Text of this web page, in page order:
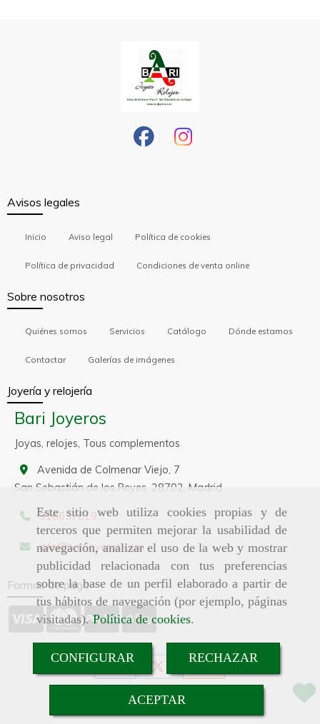
Este sitio web utiliza cookies propias y de
terceros que permiten mejorar la usabilidad de
navegación, analizar el uso de la web y mostrar
publicidad relacionada con tus preferencias
sobre la base de un perfil elaborado a partir de
tus hábitos de navegación (por ejemplo, páginas
visitadas).Política de cookies.
CONFIGURAR RECHAZAR
ACEPTAR
Avisos legales
Inicio Aviso legal Política de cookies
Política de privacidad Condiciones de venta online
Sobre nosotros
Quiénes somos Servicios Catálogo Dónde estamos
Contactar Galerías de imágenes
Joyería y relojería
Bari Joyeros
Joyas, relojes, Tous complementos
Avenida de Colmenar Viejo, 7
San Sebastián de los Reyes, 28702, Madrid
916637819
info barijoyeros.com
Formas de pago